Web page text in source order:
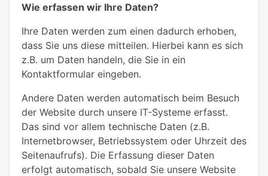
Wie erfassen wir Ihre Daten?
Ihre Daten werden zum einen dadurch erhoben,
dass Sie uns diese mitteilen. Hierbei kann es sich
z.B. um Daten handeln, die Sie in ein
Kontaktformular eingeben.
Andere Daten werden automatisch beim Besuch
der Website durch unsere IT-Systeme erfasst.
Das sind vor allem technische Daten (z.B.
Internetbrowser, Betriebssystem oder Uhrzeit des
Seitenaufrufs). Die Erfassung dieser Daten
erfolgt automatisch, sobald Sie unsere Website